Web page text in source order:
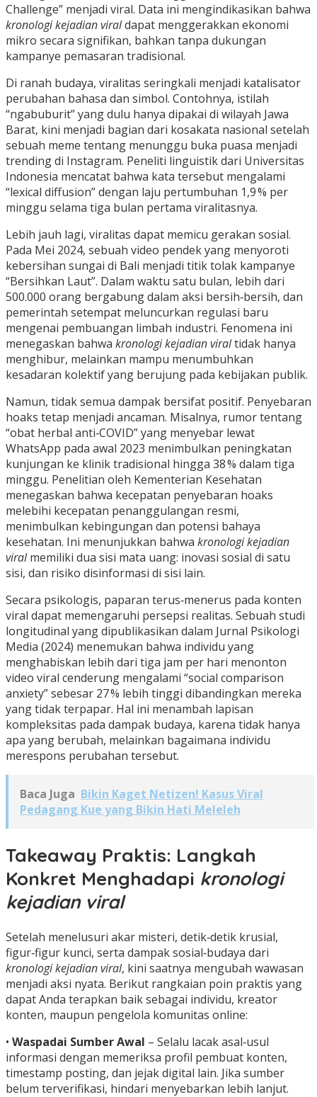
Challenge” menjadi viral. Data ini mengindikasikan bahwa
kronologi kejadian viraldapat menggerakkan ekonomi
mikro secara signifikan, bahkan tanpa dukungan
kampanye pemasaran tradisional.
Di ranah budaya, viralitas seringkali menjadi katalisator
perubahan bahasa dan simbol. Contohnya, istilah
“ngabuburit” yang dulu hanya dipakai di wilayah Jawa
Barat, kini menjadi bagian dari kosakata nasional setelah
sebuah meme tentang menunggu buka puasa menjadi
trending di Instagram. Peneliti linguistik dari Universitas
Indonesia mencatat bahwa kata tersebut mengalami
“lexical diffusion” dengan laju pertumbuhan 1,9 % per
minggu selama tiga bulan pertama viralitasnya.
Lebih jauh lagi, viralitas dapat memicu gerakan sosial.
Pada Mei 2024, sebuah video pendek yang menyoroti
kebersihan sungai di Bali menjadi titik tolak kampanye
“Bersihkan Laut”. Dalam waktu satu bulan, lebih dari
500.000 orang bergabung dalam aksi bersih‑bersih, dan
pemerintah setempat meluncurkan regulasi baru
mengenai pembuangan limbah industri. Fenomena ini
menegaskan bahwa kronologi kejadian viraltidak hanya
menghibur, melainkan mampu menumbuhkan
kesadaran kolektif yang berujung pada kebijakan publik.
Namun, tidak semua dampak bersifat positif. Penyebaran
hoaks tetap menjadi ancaman. Misalnya, rumor tentang
“obat herbal anti‑COVID” yang menyebar lewat
WhatsApp pada awal 2023 menimbulkan peningkatan
kunjungan ke klinik tradisional hingga 38 % dalam tiga
minggu. Penelitian oleh Kementerian Kesehatan
menegaskan bahwa kecepatan penyebaran hoaks
melebihi kecepatan penanggulangan resmi,
menimbulkan kebingungan dan potensi bahaya
kesehatan. Ini menunjukkan bahwa kronologi kejadian
viralmemiliki dua sisi mata uang: inovasi sosial di satu
sisi, dan risiko disinformasi di sisi lain.
Secara psikologis, paparan terus‑menerus pada konten
viral dapat memengaruhi persepsi realitas. Sebuah studi
longitudinal yang dipublikasikan dalam Jurnal Psikologi
Media (2024) menemukan bahwa individu yang
menghabiskan lebih dari tiga jam per hari menonton
video viral cenderung mengalami “social comparison
anxiety” sebesar 27 % lebih tinggi dibandingkan mereka
yang tidak terpapar. Hal ini menambah lapisan
kompleksitas pada dampak budaya, karena tidak hanya
apa yang berubah, melainkan bagaimana individu
merespons perubahan tersebut.
Baca Juga Bikin Kaget Netizen! Kasus Viral
Pedagang Kue yang Bikin Hati Meleleh
Takeaway Praktis: Langkah
Konkret Menghadapi kronologi
kejadian viral
Setelah menelusuri akar misteri, detik‑detik krusial,
figur‑figur kunci, serta dampak sosial‑budaya dari
kronologi kejadian viral, kini saatnya mengubah wawasan
menjadi aksi nyata. Berikut rangkaian poin praktis yang
dapat Anda terapkan baik sebagai individu, kreator
konten, maupun pengelola komunitas online:
• Waspadai Sumber Awal – Selalu lacak asal‑usul
informasi dengan memeriksa profil pembuat konten,
timestamp posting, dan jejak digital lain. Jika sumber
belum terverifikasi, hindari menyebarkan lebih lanjut.